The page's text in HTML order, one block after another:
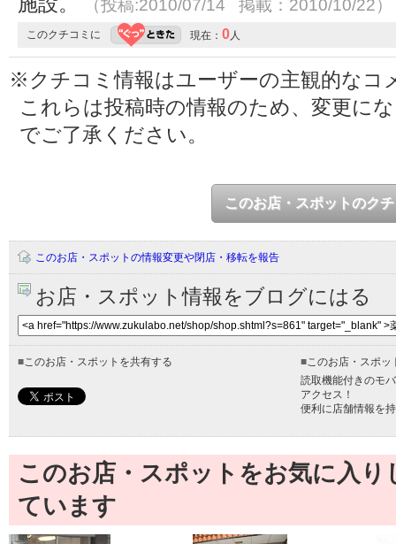
（投稿:2010/07/14 掲載：2010/10/22）
このクチコミに 現在： 0人
※クチコミ情報はユーザーの主観的なコ
これらは投稿時の情報のため、変更に
でご了承ください。
このお店・スポットのク
このお店・スポットの情報変更や閉店・移転を報告
お店・スポット情報をブログにはる
■このお店・スポットを共有する ■このお店・スポッ
読取機能付きのモ
アクセス！
便利に店舗情報を
このお店・スポットをお気に入
ています